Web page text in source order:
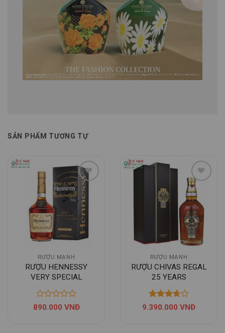
SẢN PHẨM TƯƠNG TỰ
Thêm
vào Yêu
thích
RƯỢU MẠNH
RƯỢU HENNESSY
VERY SPECIAL
890.000 VNĐ
Thêm
vào Yêu
thích
RƯỢU MẠNH
RƯỢU CHIVAS REGAL
25 YEARS
Được
9.390.000 VNĐ